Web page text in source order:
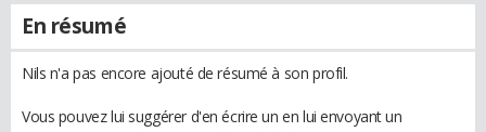
En résumé
Nils n'a pas encore ajouté de résumé à son profil.
Vous pouvez lui suggérer d'en écrire un en lui envoyant un